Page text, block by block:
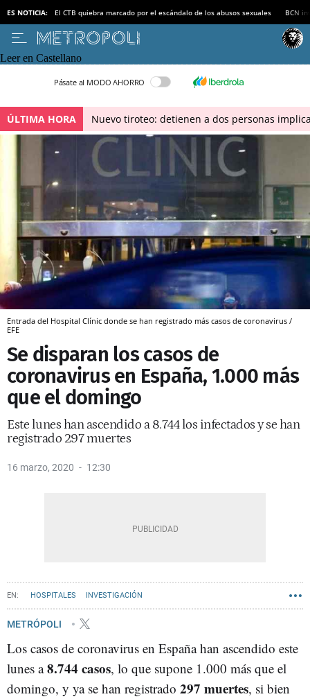
ES NOTICIA: El CTB quiebra marcado por el escándalo de los abusos sexuales BCN
Leer en Castellano
Pásate al MODO AHORRO
ÚLTIMA HORA Nuevo tiroteo: detienen a dos personas
Entrada del Hospital Clínic donde se han registrado más casos de coronavirus /
EFE
Se disparan los casos de
coronavirus en España, 1.000 más
que el domingo
Este lunes han ascendido a 8.744 los infectados y se han
registrado 297 muertes
16 marzo, 2020 12:30
HOSPITALES INVESTIGACIÓN
METRÓPOLI
Los casos de coronavirus en España han ascendido este
lunes a8.744 casos, lo que supone 1.000 más que el
domingo, y ya se han registrado 297 muertes, si bien